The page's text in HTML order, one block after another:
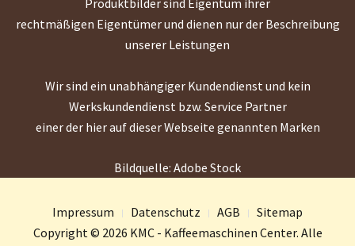
rechtmäßigen Eigentümer und dienen nur der Beschreibung
unserer Leistungen
Wir sind ein unabhängiger Kundendienst und kein
Werkskundendienst bzw. Service Partner
einer der hier auf dieser Webseite genannten Marken
Bildquelle: Adobe Stock
Impressum Datenschutz AGB
Sitemap
Copyright © 2026 KMC - Kaffeemaschinen Center. Alle